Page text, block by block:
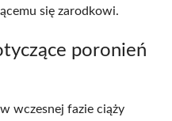
się zarodkowi.
poronień
wczesnej fazie ciąży